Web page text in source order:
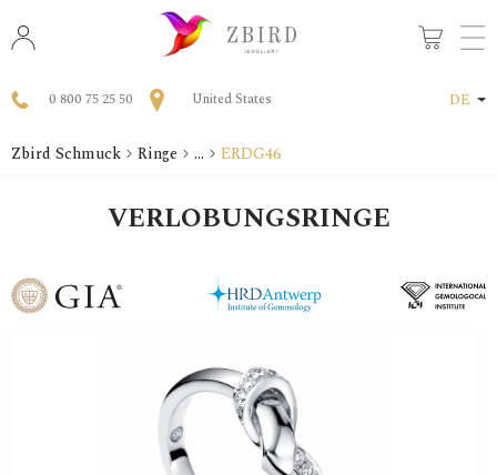
0 800 75 25 50 United States DE
Zbird Schmuck Ringe ... ERDG46
VERLOBUNGSRINGE